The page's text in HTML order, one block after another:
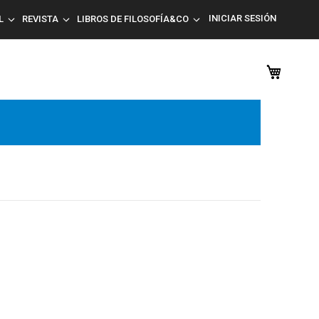
REVISTA LIBROS DE FILOSOFÍA&CO INICIAR SESIÓN